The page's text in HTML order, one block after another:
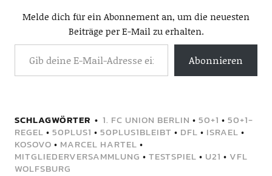
Melde dich für ein Abonnement an, um die neuesten
Beiträge per E-Mail zu erhalten.
Abonnieren
SCHLAGWÖRTER 1. FC UNION BERLIN • 50+1 • 50+1-
REGEL • 50PLUS1 • 50PLUS1BLEIBT • DFL • ISRAEL •
KOSOVO • MARCEL HARTEL •
MITGLIEDERVERSAMMLUNG • TESTSPIEL • U21 • VFL
WOLFSBURG